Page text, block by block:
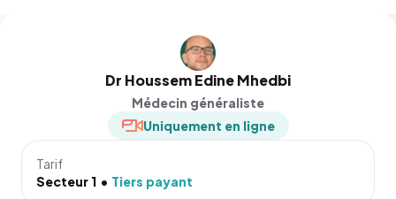
Dr Houssem Edine Mhedbi
Médecin généraliste
Uniquement en ligne
Tarif
Secteur 1
Tiers payant